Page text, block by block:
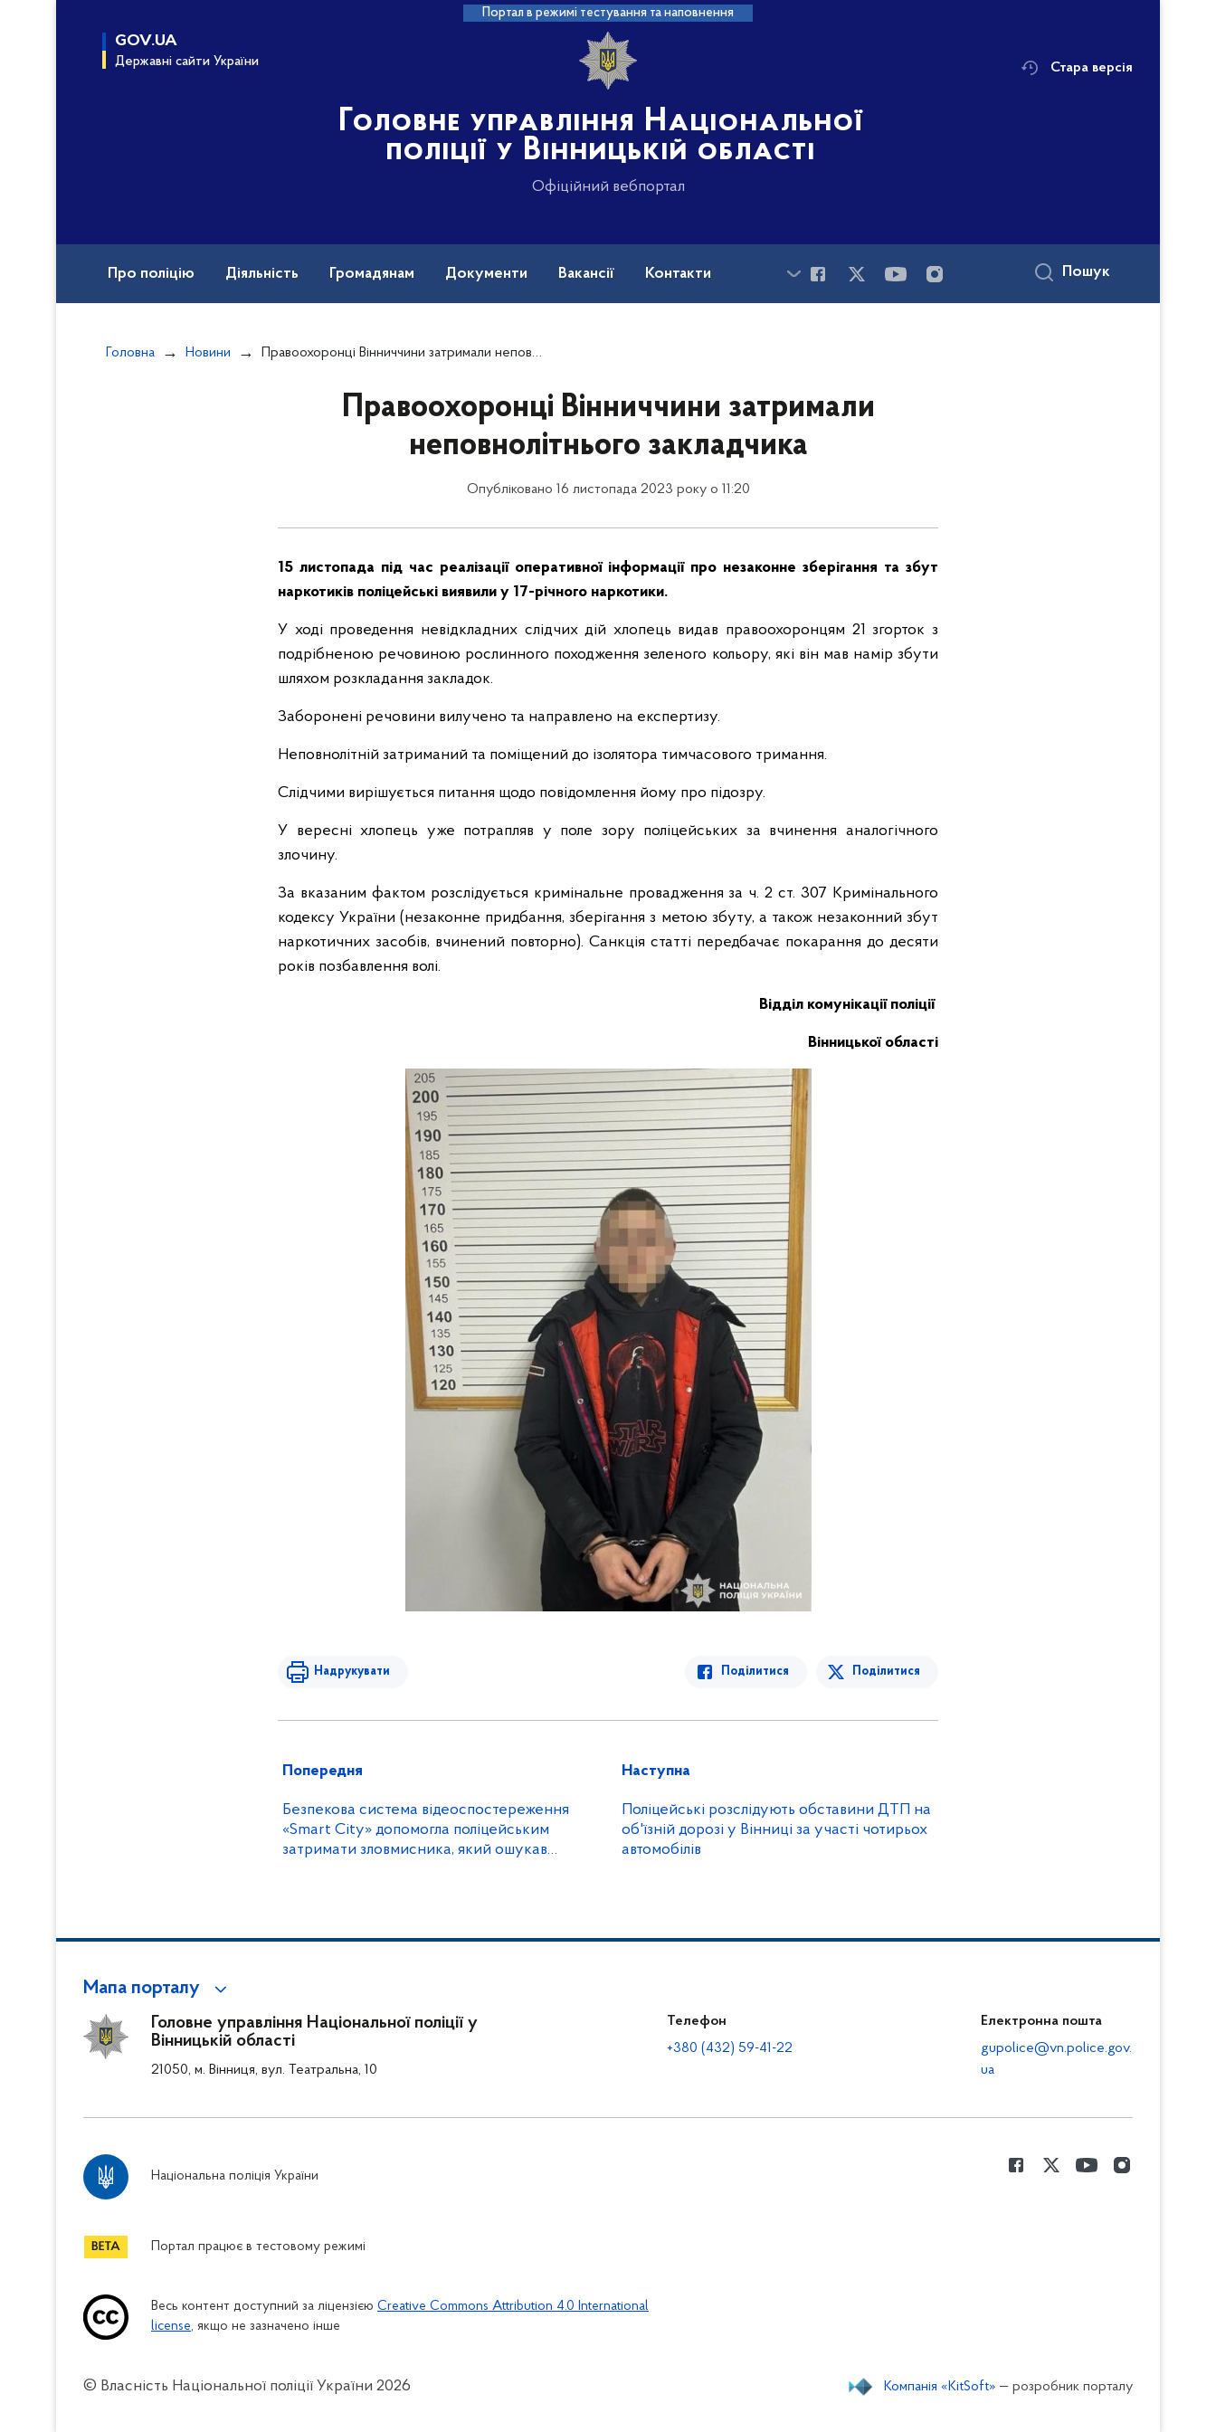
Портал в режимі тестування та наповнення
GOV.UA
Державні сайти України
Головне управління Національної
поліції у Вінницькій області
Офіційний вебпортал
Стара версія
Про поліцію Діяльність Громадянам Документи Вакансії Контакти Пошук
Головна Новини Правоохоронці Вінниччини затримали неповнолітнього закладчика
Правоохоронці Вінниччини затримали
неповнолітнього закладчика
Опубліковано 16 листопада 2023 року о 11:20
15 листопада під час реалізації оперативної інформації про незаконне зберігання та збут
наркотиків поліцейські виявили у 17-річного наркотики.
У ході проведення невідкладних слідчих дій хлопець видав правоохоронцям 21 згорток з
подрібненою речовиною рослинного походження зеленого кольору, які він мав намір збути
шляхом розкладання закладок.
Заборонені речовини вилучено та направлено на експертизу.
Неповнолітній затриманий та поміщений до ізолятора тимчасового тримання.
Слідчими вирішується питання щодо повідомлення йому про підозру.
У вересні хлопець уже потрапляв у поле зору поліцейських за вчинення аналогічного
злочину.
За вказаним фактом розслідується кримінальне провадження за ч. 2 ст. 307 Кримінального
кодексу України (незаконне придбання, зберігання з метою збуту, а також незаконний збут
наркотичних засобів, вчинений повторно). Санкція статті передбачає покарання до десяти
років позбавлення волі.
Відділ комунікації поліції
Вінницької області
Надрукувати Поділитися Поділитися
Попередня
Безпекова система відеоспостереження
«Smart City» допомогла поліцейським
затримати зловмисника, який ошукав
Наступна
Поліцейські розслідують обставини ДТП на
об'їзній дорозі у Вінниці за участі чотирьох
автомобілів
Мапа порталу
Головне управління Національної поліції у
Вінницькій області
21050, м. Вінниця, вул. Театральна, 10
Телефон
+380 (432) 59-41-22
Електронна пошта
gupolice@vn.police.gov.
ua
Національна поліція України
Портал працює в тестовому режимі
Весь контент доступний за ліцензією Creative Commons Attribution 4.0 International
license, якщо не зазначено інше
© Власність Національної поліції України 2026 Компанія «KitSoft» — розробник порталу